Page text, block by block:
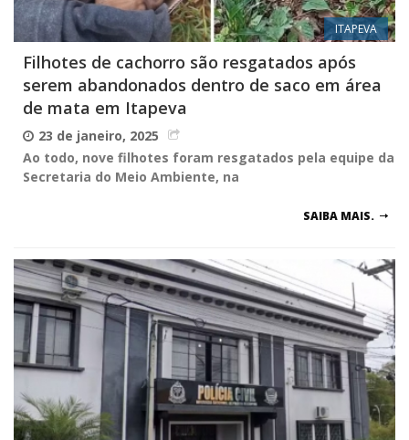
ITAPEVA
Filhotes de cachorro são resgatados após
serem abandonados dentro de saco em área
de mata em Itapeva
23 de janeiro, 2025
Ao todo, nove filhotes foram resgatados pela equipe da
Secretaria do Meio Ambiente, na
SAIBA MAIS.